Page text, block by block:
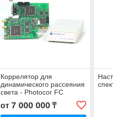
Коррелятор для
динамического рассеяния
света - Photocor FC
от 7 000 000₸